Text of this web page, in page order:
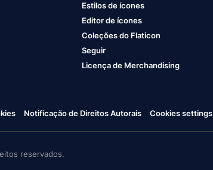
Estilos de ícones
Editor de ícones
Coleções do Flaticon
Seguir
Licença de Merchandising
Notificação de Direitos Autorais Cookies settings
reservados.